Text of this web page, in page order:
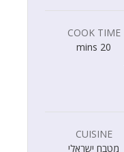
COOK TIME
20
mins
CUISINE
מטבח ישראלי